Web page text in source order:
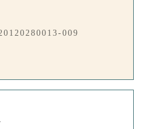
009